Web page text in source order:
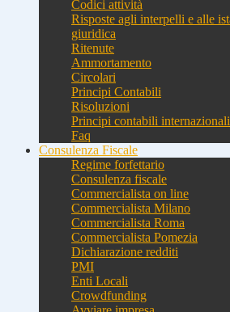
Codici attività
Risposte agli interpelli e alle
giuridica
Ritenute
Ammortamento
Circolari
Principi Contabili
Risoluzioni
Principi contabili internazionali
Faq
Consulenza Fiscale
Regime forfettario
Consulenza fiscale
Commercialista on line
Commercialista Milano
Commercialista Roma
Commercialista Pomezia
Dichiarazione redditi
PMI
Enti Locali
Crowdfunding